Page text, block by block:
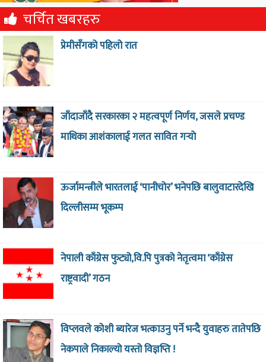
चर्चित खबरहरु
प्रेमीसँगको पहिलो रात
जाँदाजाँदै सरकारका २ महत्वपूर्ण निर्णय, जसले प्रचण्ड
माथिका आशंकालाई गलत सावित गर्‍याे
ऊर्जामन्त्रीले भारतलाई ‘पानीचोर’ भनेपछि बालुवाटारदेखि
दिल्लीसम्म भूकम्प
नेपाली काँग्रेस फुट्यो,वि.पि पुत्रको नेतृत्वमा ‘काँग्रेस
राष्ट्रवादी’ गठन
विप्लवले कोशी ब्यारेज भत्काउनु पर्ने भन्दै युवाहरु तातेपछि
नेकपाले निकाल्यो यस्तो विज्ञप्ति !